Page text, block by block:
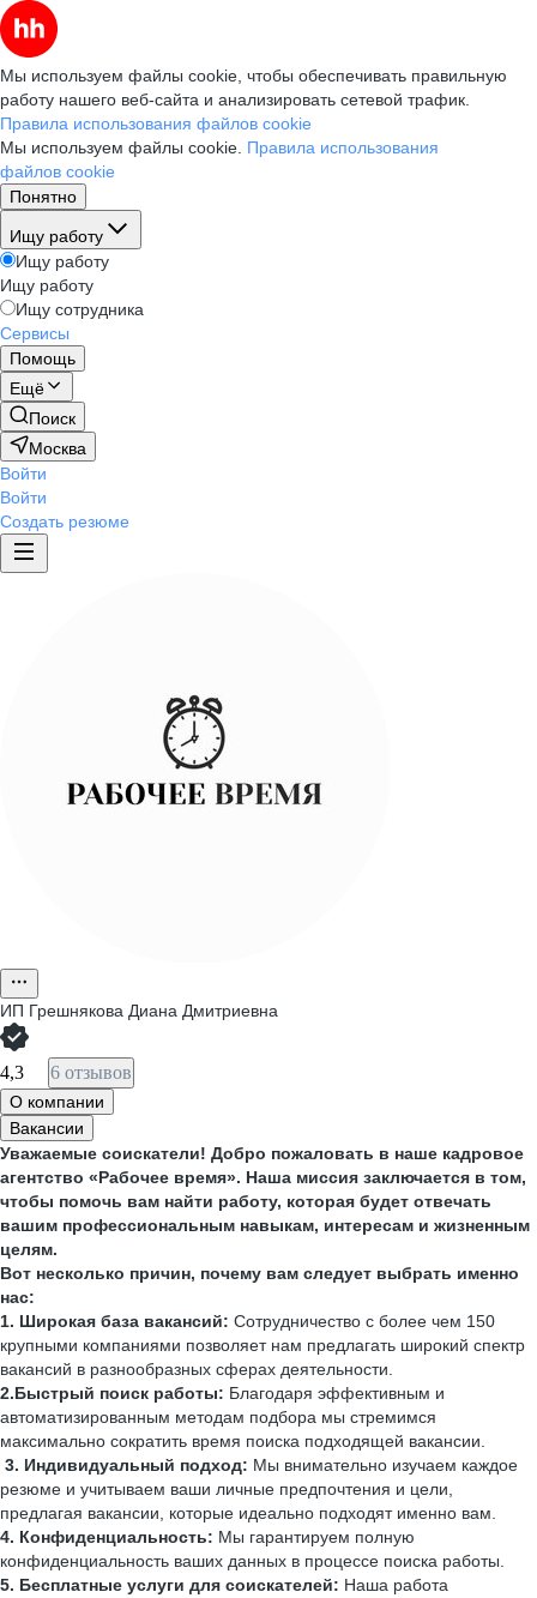
Мы используем файлы cookie, чтобы обеспечивать правильную
работу нашего веб-сайта и анализировать сетевой трафик.
Правила использования файлов cookie
Мы используем файлы cookie. Правила использования
файлов cookie
Понятно
Ищу работу
Ищу работу
Ищу работу
Ищу сотрудника
Сервисы
Помощь
Ещё
Поиск
Москва
Войти
Войти
Создать резюме
ИП Грешнякова Диана Дмитриевна
4,3 6 отзывов
О компании
Вакансии
Уважаемые соискатели! Добро пожаловать в наше кадровое
агентство «Рабочее время». Наша миссия заключается в том,
чтобы помочь вам найти работу, которая будет отвечать
вашим профессиональным навыкам, интересам и жизненным
целям.
Вот несколько причин, почему вам следует выбрать именно
нас:
1. Широкая база вакансий: Сотрудничество с более чем 150
крупными компаниями позволяет нам предлагать широкий спектр
вакансий в разнообразных сферах деятельности.
2.Быстрый поиск работы: Благодаря эффективным и
автоматизированным методам подбора мы стремимся
максимально сократить время поиска подходящей вакансии.
3. Индивидуальный подход: Мы внимательно изучаем каждое
резюме и учитываем ваши личные предпочтения и цели,
предлагая вакансии, которые идеально подходят именно вам.
4. Конфиденциальность: Мы гарантируем полную
конфиденциальность ваших данных в процессе поиска работы.
5. Бесплатные услуги для соискателей: Наша работа